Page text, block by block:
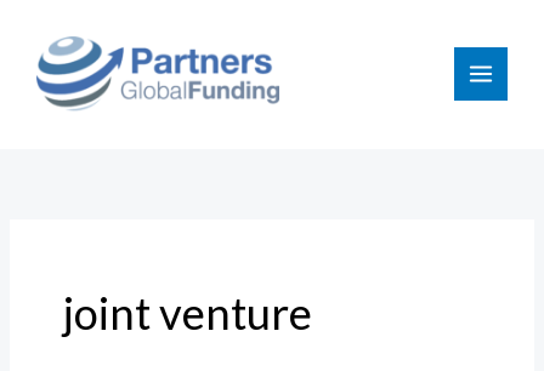
contenido
joint venture
por: